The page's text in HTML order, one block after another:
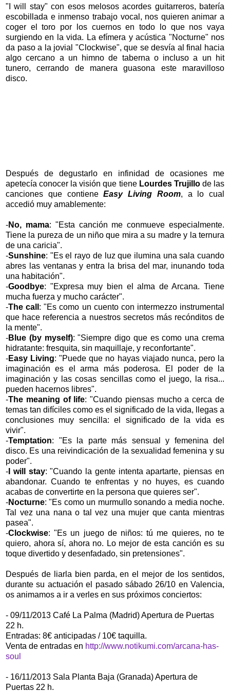
"I will stay" con esos melosos acordes guitarreros, batería
escobillada e inmenso trabajo vocal, nos quieren animar a
coger el toro por los cuernos en todo lo que nos vaya
surgiendo en la vida. La efímera y acústica "Nocturne" nos
da paso a la jovial "Clockwise", que se desvía al final hacia
algo cercano a un himno de taberna o incluso a un hit
tunero, cerrando de manera guasona este maravilloso
disco.
Después de degustarlo en infinidad de ocasiones me
apetecía conocer la visión que tiene Lourdes Trujillode las
canciones que contieneEasy Living Room, a lo cual
accedió muy amablemente:
-No, mama: "Esta canción me conmueve especialmente.
Tiene la pureza de un niño que mira a su madre y la ternura
de una caricia".
-Sunshine: "Es el rayo de luz que ilumina una sala cuando
abres las ventanas y entra la brisa del mar, inunando toda
una habitación".
-Goodbye: "Expresa muy bien el alma de Arcana. Tiene
mucha fuerza y mucho carácter".
-The call : "Es como un cuento con intermezzo instrumental
que hace referencia a nuestros secretos más recónditos de
la mente".
-Blue (by myself): "Siempre digo que es como una crema
hidratante: fresquita, sin maquillaje, y reconfortante".
-Easy Living: "Puede que no hayas viajado nunca, pero la
imaginación es el arma más poderosa. El poder de la
imaginación y las cosas sencillas como el juego, la risa...
pueden hacernos libres".
-The meaning of life: "Cuando piensas mucho a cerca de
temas tan difíciles como es el significado de la vida, llegas a
conclusiones muy sencilla: el significado de la vida es
vivir".
-Temptation: "Es la parte más sensual y femenina del
disco. Es una reivindicación de la sexualidad femenina y su
poder".
- I will stay: "Cuando la gente intenta apartarte, piensas en
abandonar. Cuando te enfrentas y no huyes, es cuando
acabas de convertirte en la persona que quieres ser".
-Nocturne: "Es como un murmullo sonando a media noche.
Tal vez una nana o tal vez una mujer que canta mientras
pasea".
-Clockwise: "Es un juego de niños: tú me quieres, no te
quiero, ahora sí, ahora no. Lo mejor de esta canción es su
toque divertido y desenfadado, sin pretensiones".
Después de liarla bien parda, en el mejor de los sentidos,
durante su actuación el pasado sábado 26/10 en Valencia,
os animamos a ir a verles en sus próximos conciertos:
- 09/11/2013 Café La Palma (Madrid) Apertura de Puertas
22 h.
Entradas: 8€ anticipadas / 10€ taquilla.
Venta de entradas en http://www.notikumi.com/arcana-has-
soul
- 16/11/2013 Sala Planta Baja (Granada) Apertura de
Puertas 22 h.